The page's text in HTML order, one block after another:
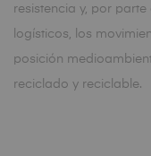
resistencia y, por
logísticos, los
posición
reciclado y reciclable.